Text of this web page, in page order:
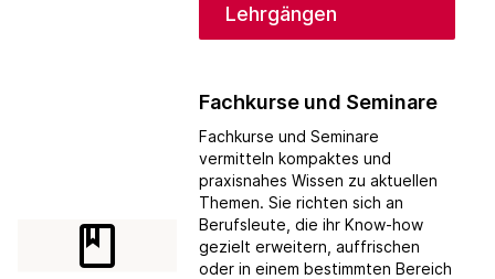
Lehrgängen
class
Fachkurse und Seminare
Fachkurse und Seminare
vermitteln kompaktes und
praxisnahes Wissen zu aktuellen
Themen. Sie richten sich an
Berufsleute, die ihr Know-how
gezielt erweitern, auffrischen
oder in einem bestimmten Bereich